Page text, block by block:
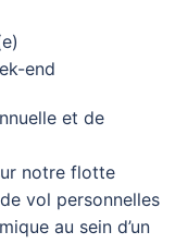
end
et de
notre flotte
vol personnelles
au sein d’un